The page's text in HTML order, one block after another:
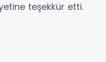
teşekkür etti.